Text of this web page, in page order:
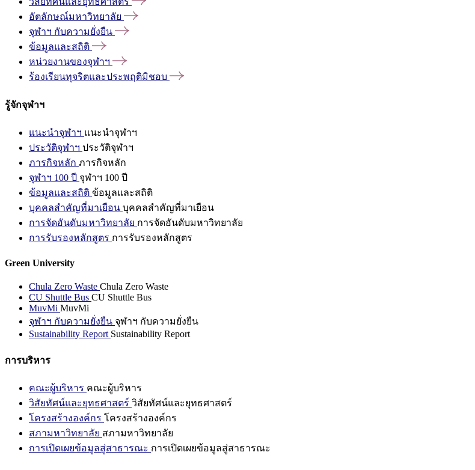
อัตลักษณ์มหาวิทยาลัย
จุฬาฯ กับความยั่งยืน
ข้อมูลและสถิติ
หน่วยงานของจุฬาฯ
ร้องเรียนทุจริตและประพฤติมิชอบ
รู้จักจุฬาฯ
แนะนำจุฬาฯ แนะนำจุฬาฯ
ประวัติจุฬาฯ ประวัติจุฬาฯ
ภารกิจหลัก ภารกิจหลัก
จุฬาฯ 100 ปี จุฬาฯ 100 ปี
ข้อมูลและสถิติ ข้อมูลและสถิติ
บุคคลสำคัญที่มาเยือน บุคคลสำคัญที่มาเยือน
การจัดอันดับมหาวิทยาลัย การจัดอันดับมหาวิทยาลัย
การรับรองหลักสูตร การรับรองหลักสูตร
Green University
Chula Zero Waste Chula Zero Waste
CU Shuttle Bus CU Shuttle Bus
MuvMi MuvMi
จุฬาฯ กับความยั่งยืน จุฬาฯ กับความยั่งยืน
Sustainability Report Sustainability Report
การบริหาร
คณะผู้บริหาร คณะผู้บริหาร
วิสัยทัศน์และยุทธศาสตร์ วิสัยทัศน์และยุทธศาสตร์
โครงสร้างองค์กร โครงสร้างองค์กร
สภามหาวิทยาลัย สภามหาวิทยาลัย
การเปิดเผยข้อมูลสู่สาธารณะ การเปิดเผยข้อมูลสู่สาธารณะ